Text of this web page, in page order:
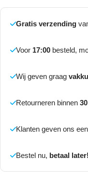
Gratis verzending
Voor 17:00 besteld,
Wij geven graag
Retourneren binnen
Klanten geven ons een
Bestel nu, betaal later!